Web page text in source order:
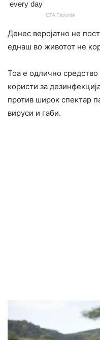
Денес веројатно не
еднаш во животот не
Тоа е одлично
користи за
против широк спектар
вируси и габи.